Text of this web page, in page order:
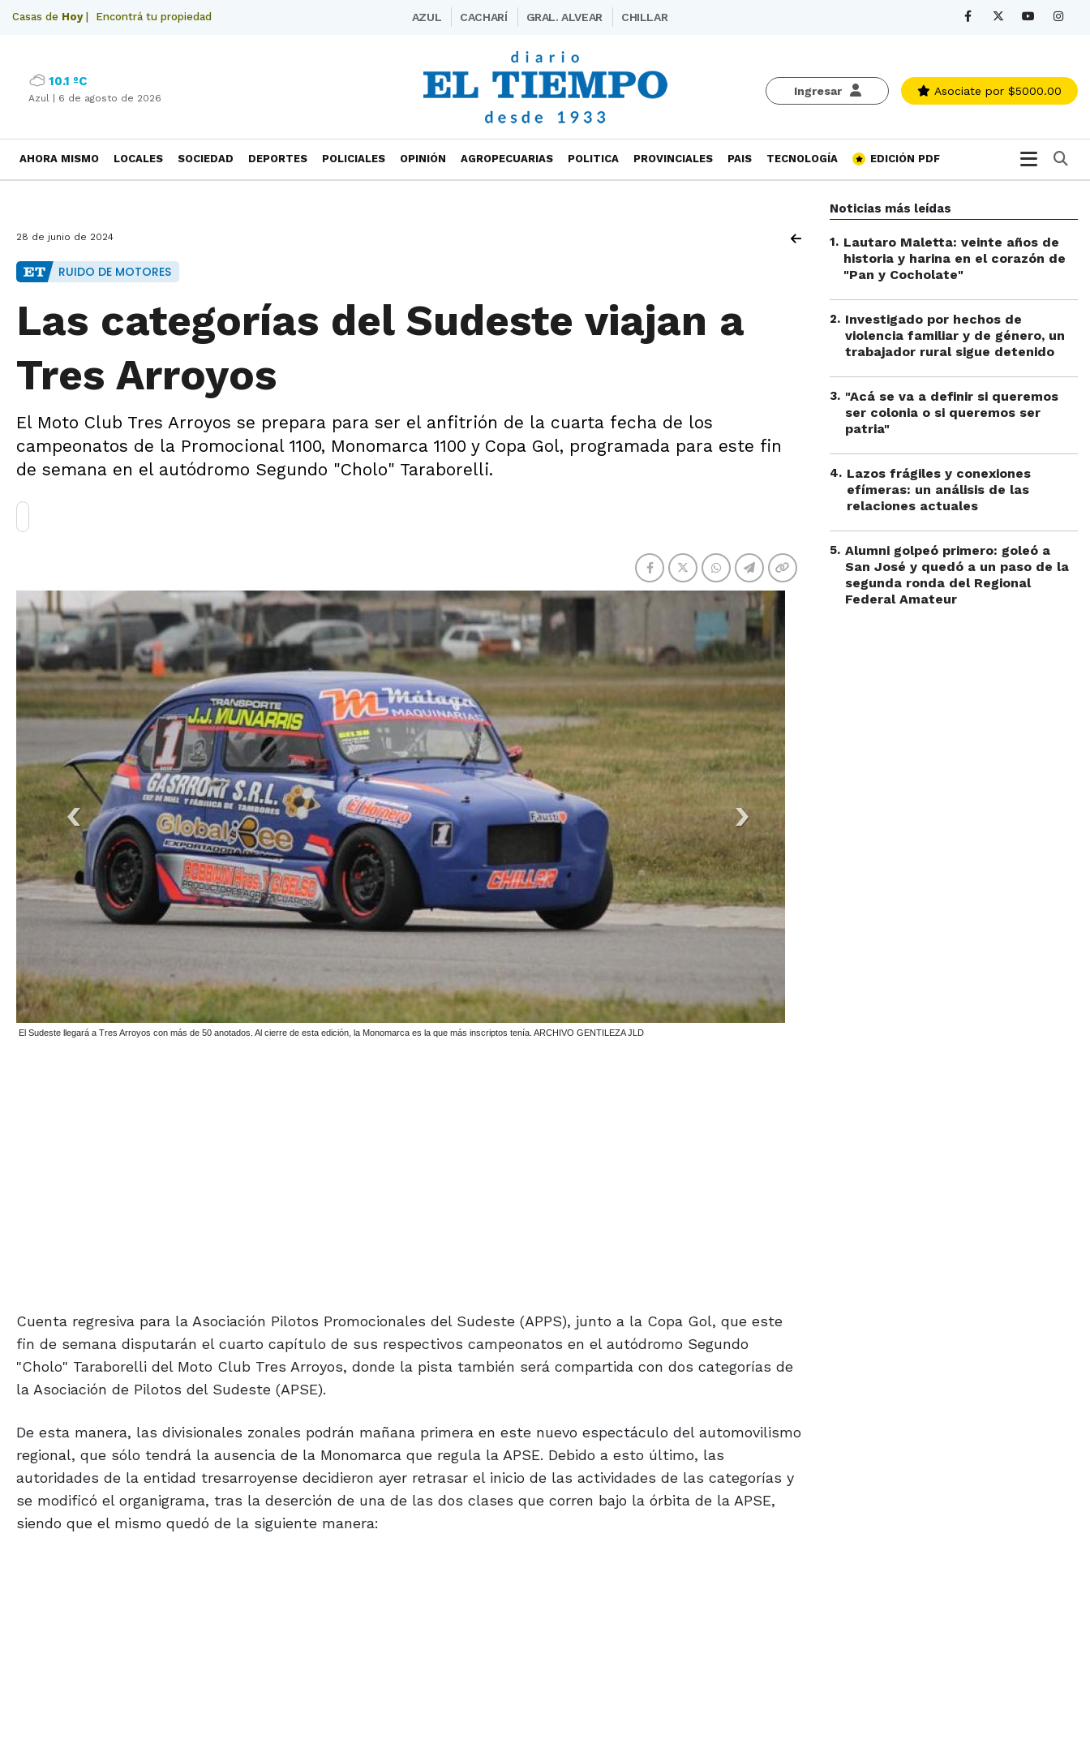
Casas de Hoy| Encontrá tu propiedad AZUL CACHARÍ GRAL. ALVEAR CHILLAR
Ingresar Asociate por $5000.00
10.1 ºC
Azul | 6 de agosto de 2026
AHORA MISMO LOCALES SOCIEDAD DEPORTES POLICIALES OPINIÓN AGROPECUARIAS POLITICA PROVINCIALES PAIS TECNOLOGÍA EDICIÓN PDF
28 de junio de 2024
RUIDO DE MOTORES
Las categorías del Sudeste viajan a
Tres Arroyos
El Moto Club Tres Arroyos se prepara para ser el anfitrión de la cuarta fecha de los
campeonatos de la Promocional 1100, Monomarca 1100 y Copa Gol, programada para este fin
de semana en el autódromo Segundo "Cholo" Taraborelli.
fin de semana disputarán el cuarto capítulo de sus respectivos campeonatos en el autódromo Segundo
"Cholo" Taraborelli del Moto Club Tres Arroyos, donde la pista también será compartida con dos categorías de
la Asociación de Pilotos del Sudeste (APSE).
regional, que sólo tendrá la ausencia de la Monomarca que regula la APSE. Debido a esto último, las
autoridades de la entidad tresarroyense decidieron ayer retrasar el inicio de las actividades de las categorías y
se modificó el organigrama, tras la deserción de una de las dos clases que corren bajo la órbita de la APSE,
siendo que el mismo quedó de la siguiente manera:
Noticias más leídas
1. Lautaro Maletta: veinte años de
historia y harina en el corazón de
"Pan y Cocholate"
2. Investigado por hechos de
violencia familiar y de género, un
trabajador rural sigue detenido
3. "Acá se va a definir si queremos
ser colonia o si queremos ser
patria"
4. Lazos frágiles y conexiones
efímeras: un análisis de las
relaciones actuales
5. Alumni golpeó primero: goleó a
San José y quedó a un paso de la
segunda ronda del Regional
Federal Amateur